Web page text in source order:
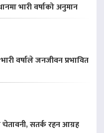
भारी वर्षाको अनुमान
वर्षाले जनजीवन प्रभावित
चेतावनी, सतर्क रहन आग्रह